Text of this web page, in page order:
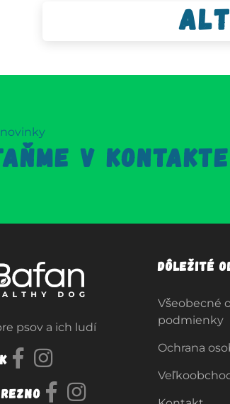
V KONTAKTE
psov a ich ludí
Dôležité
Všeobecné
podmienky
Ochrana